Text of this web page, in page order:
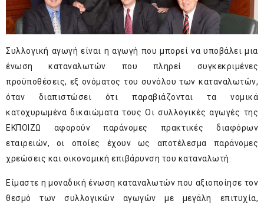
Συλλογική αγωγή είναι η αγωγή που μπορεί να υποβάλει μια
ένωση καταναλωτών που πληρεί συγκεκριμένες
προϋποθέσεις, εξ ονόματος του συνόλου των καταναλωτών,
όταν διαπιστώσει ότι παραβιάζονται τα νομικά
κατοχυρωμένα δικαιώματα τους Οι συλλογικές αγωγές της
ΕΚΠΟΙΖΩ αφορούν παράνομες πρακτικές διαφόρων
εταιρειών, οι οποίες έχουν ως αποτέλεσμα παράνομες
χρεώσεις και οικονομική επιβάρυνση του καταναλωτή.
Είμαστε η μοναδική ένωση καταναλωτών που αξιοποίησε τον
θεσμό των συλλογικών αγωγών με μεγάλη επιτυχία,